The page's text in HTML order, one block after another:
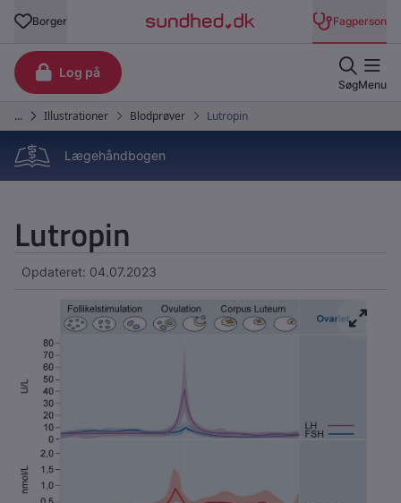
Lægehåndbogen
Lutropin
Opdateret: 04.07.2023